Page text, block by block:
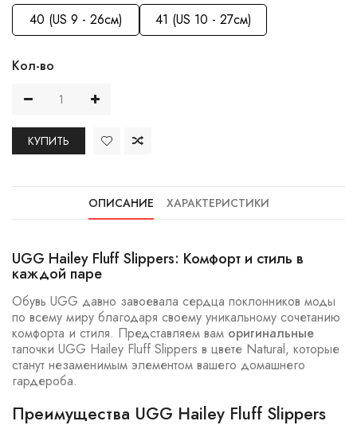
40 (US 9 - 26см)
41 (US 10 - 27см)
Кол-во
КУПИТЬ
ОПИСАНИЕ ХАРАКТЕРИСТИКИ
UGG Hailey Fluff Slippers: Комфорт и стиль в
каждой паре
Обувь UGG давно завоевала сердца поклонников моды
по всему миру благодаря своему уникальному сочетанию
комфорта и стиля. Представляем вам оригинальные
тапочки UGG Hailey Fluff Slippers в цвете Natural, которые
станут незаменимым элементом вашего домашнего
гардероба.
Преимущества UGG Hailey Fluff Slippers